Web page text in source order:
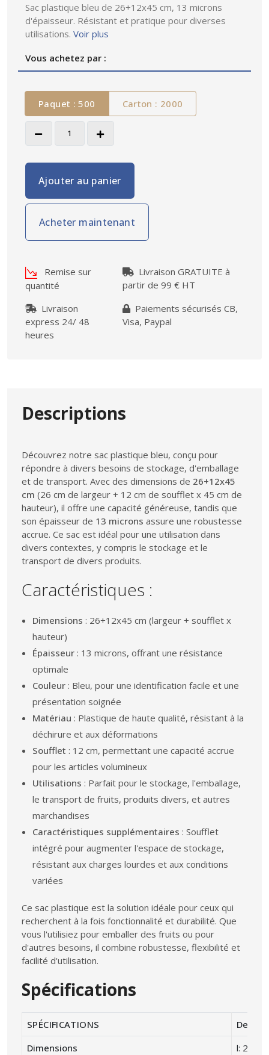
Sac plastique bleu de 26+12x45 cm, 13 microns
d'épaisseur. Résistant et pratique pour diverses
utilisations. Voir plus
Vous achetez par :
Paquet : 500 Carton : 2000
Ajouter au panier
Acheter maintenant
Remise sur
quantité
Livraison GRATUITE à
partir de 99 € HT
Livraison
express 24/ 48
heures
Paiements sécurisés CB,
Visa, Paypal
Descriptions
Découvrez notre sac plastique bleu, conçu pour
répondre à divers besoins de stockage, d'emballage
et de transport. Avec des dimensions de 26+12x45
cm (26 cm de largeur + 12 cm de soufflet x 45 cm de
hauteur), il offre une capacité généreuse, tandis que
son épaisseur de 13 microns assure une robustesse
accrue. Ce sac est idéal pour une utilisation dans
divers contextes, y compris le stockage et le
transport de divers produits.
Caractéristiques :
Dimensions : 26+12x45 cm (largeur + soufflet x
hauteur)
Épaisseur : 13 microns, offrant une résistance
optimale
Couleur : Bleu, pour une identification facile et une
présentation soignée
Matériau : Plastique de haute qualité, résistant à la
déchirure et aux déformations
Soufflet : 12 cm, permettant une capacité accrue
pour les articles volumineux
Utilisations : Parfait pour le stockage, l'emballage,
le transport de fruits, produits divers, et autres
marchandises
Caractéristiques supplémentaires : Soufflet
intégré pour augmenter l'espace de stockage,
résistant aux charges lourdes et aux conditions
variées
Ce sac plastique est la solution idéale pour ceux qui
recherchent à la fois fonctionnalité et durabilité. Que
vous l'utilisiez pour emballer des fruits ou pour
d'autres besoins, il combine robustesse, flexibilité et
facilité d'utilisation.
Spécifications
SPÉCIFICATIONS
Dimensions
l: 26 H: